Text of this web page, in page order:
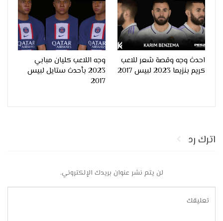
احدث وجه وقصة شعر للاعب
كريم بنزيما 2023 لبيس 2017
وجه اللاعب كليان مبابي
2023 بأحدث ستايل لبيس
2017
اترك رد
لن يتم نشر عنوان بريدك الإلكتروني.